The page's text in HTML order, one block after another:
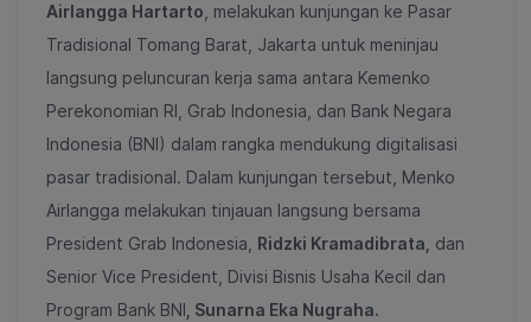
Airlangga Hartarto , melakukan kunjungan ke Pasar
Tradisional Tomang Barat, Jakarta untuk meninjau
langsung peluncuran kerja sama antara Kemenko
Perekonomian RI, Grab Indonesia, dan Bank Negara
Indonesia (BNI) dalam rangka mendukung digitalisasi
pasar tradisional. Dalam kunjungan tersebut, Menko
Airlangga melakukan tinjauan langsung bersama
President Grab Indonesia, Ridzki Kramadibrata, dan
Senior Vice President, Divisi Bisnis Usaha Kecil dan
Program Bank BNI , Sunarna Eka Nugraha.